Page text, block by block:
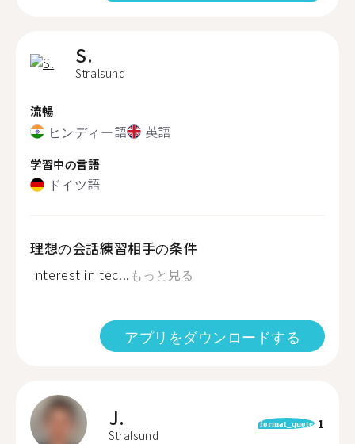
S.
Stralsund
流暢
ヒンディー語 英語
学習中の言語
ドイツ語
理想の会話練習相手の条件
Interest in tec... もっと見る
アプリをダウンロードする
J.
Stralsund
format_quote 1